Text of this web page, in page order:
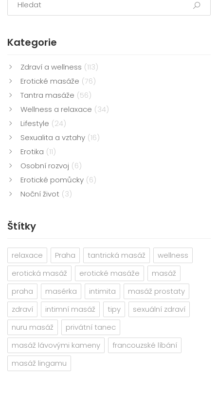
Kategorie
Zdraví a wellness (113)
Erotické masáže (76)
Tantra masáže (56)
Wellness a relaxace (34)
Lifestyle (24)
Sexualita a vztahy (16)
Erotika (11)
Osobní rozvoj (6)
Erotické pomůcky (6)
Noční život (3)
Štítky
relaxace Praha tantrická masáž
wellness
erotická masáž
erotické masáže
masáž
praha
masérka intimita
masáž prostaty
zdraví
intimní masáž tipy
sexuální zdraví
nuru masáž
privátní tanec
masáž lávovými kameny
francouzské líbání
masáž lingamu